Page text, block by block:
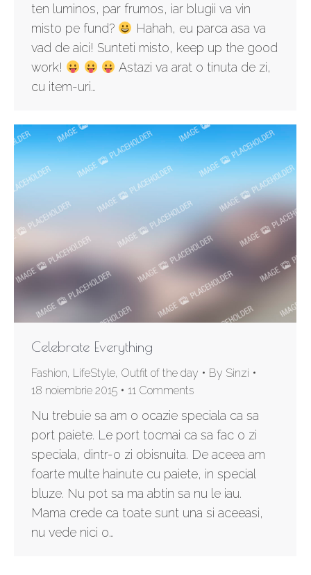
ten luminos, par frumos, iar blugii va vin
misto pe fund?
Hahah, eu parca asa va
vad de aici! Sunteti misto, keep up the good
work!
Astazi va arat o tinuta de zi,
cu item-uri…
Celebrate Everything
Fashion, LifeStyle, Outfit of the day By Sinzi
18 noiembrie 2015
11 Comments
Nu trebuie sa am o ocazie speciala ca sa
port paiete. Le port tocmai ca sa fac o zi
speciala, dintr-o zi obisnuita. De aceea am
foarte multe hainute cu paiete, in special
bluze. Nu pot sa ma abtin sa nu le iau.
Mama crede ca toate sunt una si aceeasi,
nu vede nici o…